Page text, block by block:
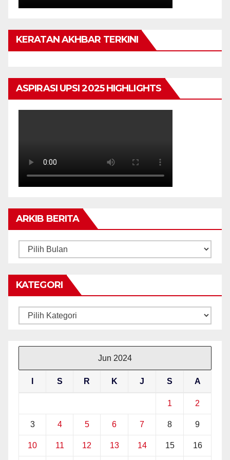
KERATAN AKHBAR TERKINI
ASPIRASI UPSI 2025 HIGHLIGHTS
ARKIB BERITA
ARKIB
KATEGORI
Kategori
Jun 2024
S R K J S A
1 2
3 4 5 6 7 8 9
10 11 12 13 14 15 16